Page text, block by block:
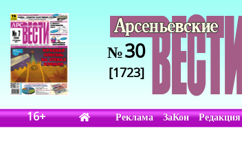
№30
[1723]
16+ Реклама ЗаКон Редакция